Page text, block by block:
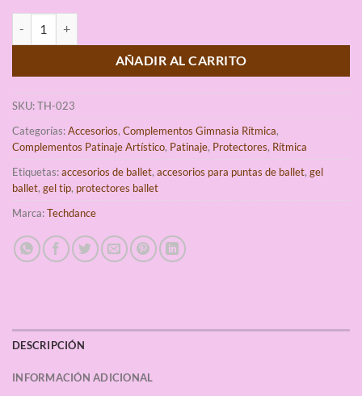
AÑADIR AL CARRITO
SKU:TH-023
Categorías:Accesorios, Complementos Gimnasia Rítmica,
Complementos Patinaje Artístico, Patinaje, Protectores, Rítmica
Etiquetas:accesorios de ballet, accesorios para puntas de ballet, gel
ballet, gel tip, protectores ballet
Marca:Techdance
DESCRIPCIÓN
INFORMACIÓN ADICIONAL